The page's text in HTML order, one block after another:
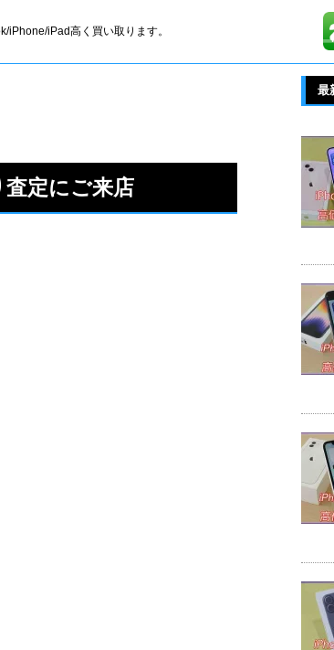
iPhone/iPad高く買い取ります。
定にご来店
最